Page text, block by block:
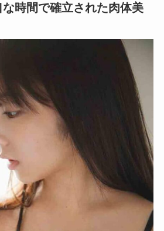
時間で確立された肉体美